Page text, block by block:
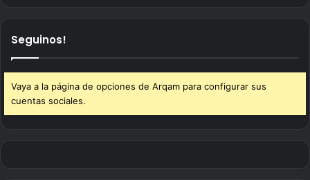
Seguinos!
Vaya a la página de opciones de Arqam para configurar sus
cuentas sociales.